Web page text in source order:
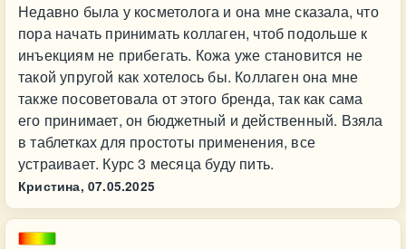
Недавно была у косметолога и она мне сказала, что
пора начать принимать коллаген, чтоб подольше к
инъекциям не прибегать. Кожа уже становится не
такой упругой как хотелось бы. Коллаген она мне
также посоветовала от этого бренда, так как сама
его принимает, он бюджетный и действенный. Взяла
в таблетках для простоты применения, все
устраивает. Курс 3 месяца буду пить.
Кристина, 07.05.2025